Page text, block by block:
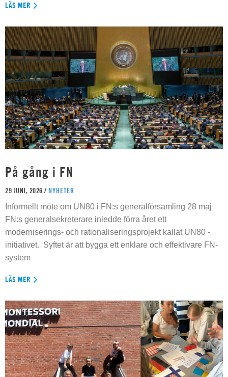
LÄS MER
På gång i FN
29 JUNI, 2026 / NYHETER
Informellt möte om UN80 i FN:s generalförsamling 28 maj
FN:s generalsekreterare inledde förra året ett
moderniserings- och rationaliseringsprojekt kallat UN80 -
initiativet. Syftet är att bygga ett enklare och effektivare FN-
system
LÄS MER